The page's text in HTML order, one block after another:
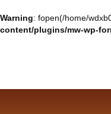
Warning: fopen(/home/
content/plugins/mw-wp-